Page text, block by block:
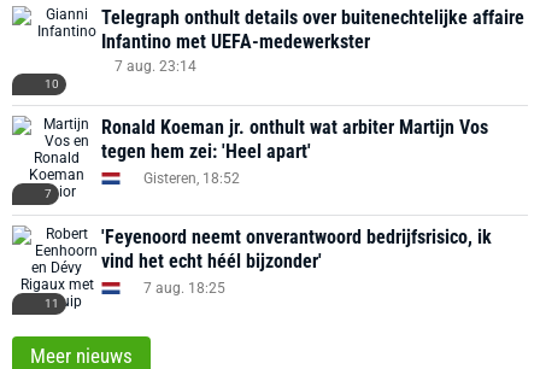
10
Telegraph onthult details over buitenechtelijke affaire
Infantino met UEFA-medewerkster
7 aug. 23:14
7
Ronald Koeman jr. onthult wat arbiter Martijn Vos
tegen hem zei: 'Heel apart'
Gisteren, 18:52
11
'Feyenoord neemt onverantwoord bedrijfsrisico, ik
vind het echt héél bijzonder'
7 aug. 18:25
Meer nieuws